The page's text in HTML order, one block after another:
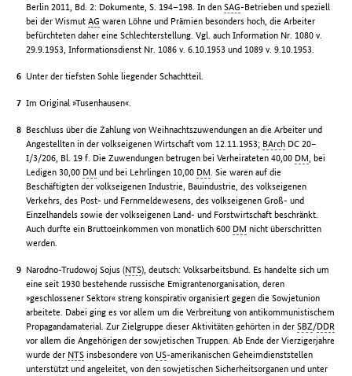
Berlin 2011, Bd. 2: Dokumente, S. 194–198. In denSAG-Betrieben und speziell
bei der WismutAG waren Löhne und Prämien besonders hoch, die Arbeiter
befürchteten daher eine Schlechterstellung. Vgl. auch Information Nr. 1080 v.
29.9.1953, Informationsdienst Nr. 1086 v. 6.10.1953 und 1089 v. 9.10.1953.
Unter der tiefsten Sohle liegender Schachtteil.
Im Original »Tusenhausen«.
Beschluss über die Zahlung von Weihnachtszuwendungen an die Arbeiter und
Angestellten in der volkseigenen Wirtschaft vom 12.11.1953; BArch DC 20–
I/3/206, Bl. 19 f. Die Zuwendungen betrugen bei Verheirateten 40,00 DM, bei
Ledigen 30,00 DM und bei Lehrlingen 10,00 DM. Sie waren auf die
Beschäftigten der volkseigenen Industrie, Bauindustrie, des volkseigenen
Verkehrs, des Post- und Fernmeldewesens, des volkseigenen Groß- und
Einzelhandels sowie der volkseigenen Land- und Forstwirtschaft beschränkt.
Auch durfte ein Bruttoeinkommen von monatlich 600 DM nicht überschritten
werden.
Narodno-Trudowoj Sojus (NTS), deutsch: Volksarbeitsbund. Es handelte sich um
eine seit 1930 bestehende russische Emigrantenorganisation, deren
»geschlossener Sektor« streng konspirativ organisiert gegen die Sowjetunion
arbeitete. Dabei ging es vor allem um die Verbreitung von antikommunistischem
Propagandamaterial. Zur Zielgruppe dieser Aktivitäten gehörten in derSBZ/DDR
vor allem die Angehörigen der sowjetischen Truppen. Ab Ende der Vierzigerjahre
wurde der NTS insbesondere von US-amerikanischen Geheimdienststellen
unterstützt und angeleitet, von den sowjetischen Sicherheitsorganen und unter